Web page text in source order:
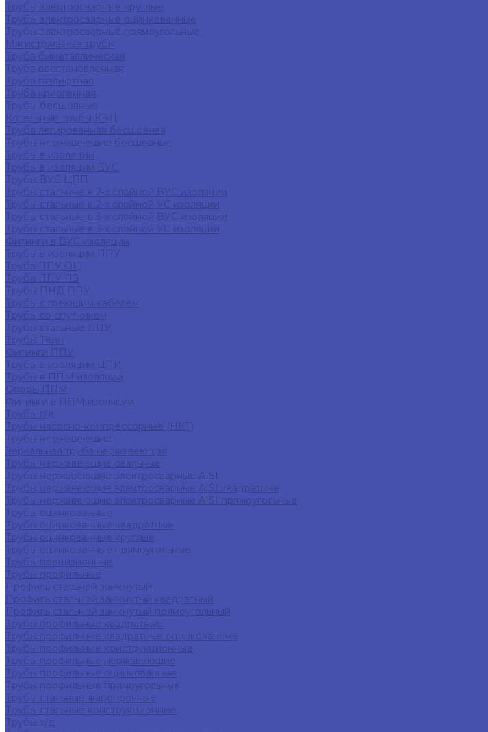
Трубы электросварные круглые
Трубы электросварные оцинкованные
Трубы электросварные прямоугольные
Магистральные трубы
Труба биметаллическая
Труба восстановленная
Труба газлифтная
Труба криогенная
Трубы бесшовные
Котельные трубы КВД
Труба легированная бесшовная
Трубы нержавеющие бесшовные
Трубы в изоляции
Трубы в изоляции ВУС
Трубы ВУС ЦПП
Трубы стальные в 2-х слойной ВУС изоляции
Трубы стальные в 2-х слойной УС изоляции
Трубы стальные в 3-х слойной ВУС изоляции
Трубы стальные в 3-х слойной УС изоляции
Фитинги в ВУС изоляции
Трубы в изоляции ППУ
Труба ППУ ОЦ
Труба ППУ ПЭ
Трубы ПНД ППУ
Трубы с греющим кабелем
Трубы со спутником
Трубы стальные ППУ
Трубы Твин
Фитинги ППУ
Трубы в изоляции ЦПИ
Трубы в ППМ изоляции
Опоры ППМ
Фитинги в ППМ изоляции
Трубы г/д
Трубы насосно-компрессорные (НКТ)
Трубы нержавеющие
Зеркальная труба нержавеющая
Трубы нержавеющие овальные
Трубы нержавеющие электросварные AISI
Трубы нержавеющие электросварные AISI квадратные
Трубы нержавеющие электросварные AISI прямоугольные
Трубы оцинкованные
Трубы оцинкованные квадратные
Трубы оцинкованные круглые
Трубы оцинкованные прямоугольные
Трубы прецизионные
Трубы профильные
Профиль стальной замкнутый
Профиль стальной замкнутый квадратный
Профиль стальной замкнутый прямоугольный
Трубы профильные квадратные
Трубы профильные квадратные оцинкованные
Трубы профильные конструкционные
Трубы профильные нержавеющие
Трубы профильные оцинкованные
Трубы профильные прямоугольные
Трубы стальные жаропрочные
Трубы стальные конструкционные
Трубы х/д